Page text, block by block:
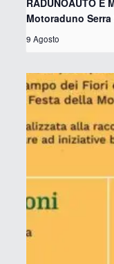
RADUNOAUTO E
Motoraduno
9 Agosto